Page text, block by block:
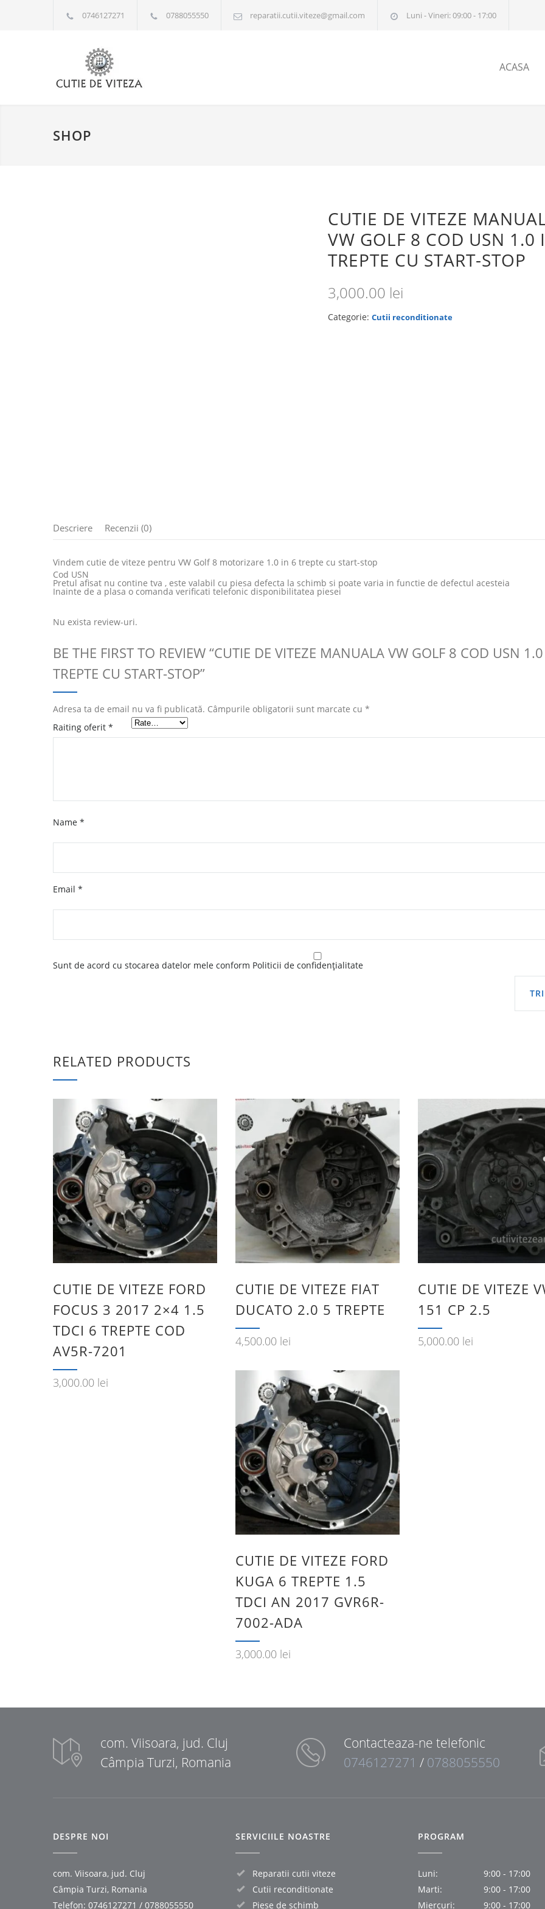
0746127271 0788055550 reparatii.cutii.viteze@gmail.com Luni - Vineri: 09:00 - 17:00
ACASA
SHOP
CUTIE DE VITEZE
VW GOLF 8 COD USN 1.0
TREPTE CU START-STOP
3,000.00 lei
Categorie:Cutii reconditionate
Descriere Recenzii (0)
Vindem cutie de viteze pentru VW Golf 8 motorizare 1.0 in 6 trepte cu start-stop
Cod USN
Pretul afisat nu contine tva , este valabil cu piesa defecta la schimb si poate varia in functie de defectul acesteia
Inainte de a plasa o comanda verificati telefonic disponibilitatea piesei
Nu exista review-uri.
BE THE FIRST TO REVIEW “CUTIE DE VITEZE MANUALA VW GOLF 8 COD USN
TREPTE CU START-STOP”
Adresa ta de email nu va fi publicată. Câmpurile obligatorii sunt marcate cu *
Raiting oferit *
Name *
Email *
Sunt de acord cu stocarea datelor mele conform Politicii de confidențialitate
RELATED PRODUCTS
CUTIE DE VITEZE FORD
FOCUS 3 2017 2×4 1.5
TDCI 6 TREPTE COD
AV5R-7201
3,000.00 lei
CUTIE DE VITEZE FIAT
DUCATO 2.0 5 TREPTE
4,500.00 lei
CUTIE DE VITEZE
151 CP 2.5
5,000.00 lei
CUTIE DE VITEZE FORD
KUGA 6 TREPTE 1.5
TDCI AN 2017 GVR6R-
7002-ADA
3,000.00 lei
com. Viisoara, jud. Cluj
Câmpia Turzi, Romania
Contacteaza-ne telefonic
0746127271 / 0788055550
DESPRE NOI
com. Viisoara, jud. Cluj
Câmpia Turzi, Romania
Telefon: 0746127271 / 0788055550
SERVICIILE NOASTRE
Reparatii cutii viteze
Cutii reconditionate
Piese de schimb
PROGRAM
Luni:
9:00 - 17:00
Marti:
9:00 - 17:00
Miercuri:
9:00 - 17:00